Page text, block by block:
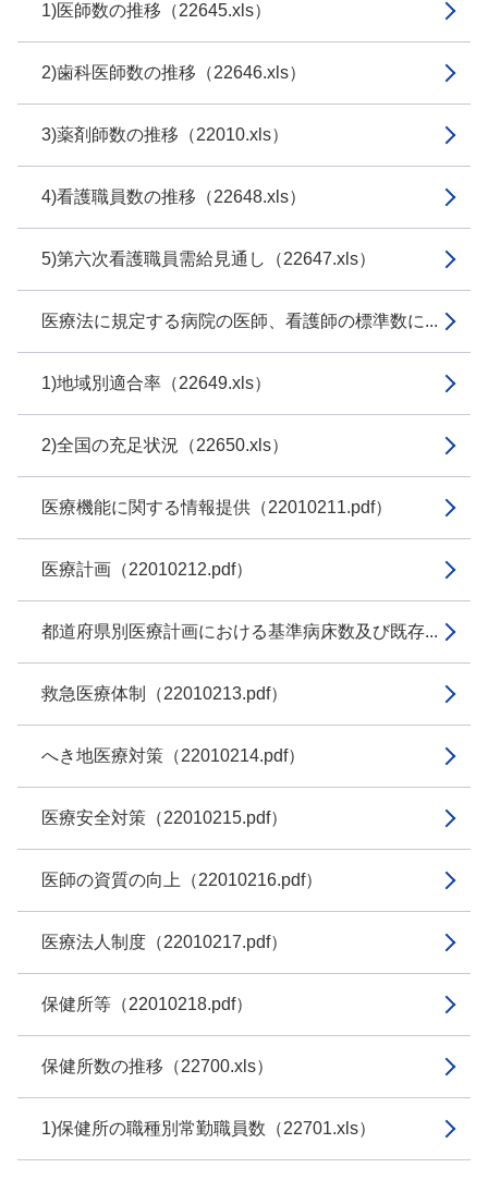
1)医師数の推移（22645.xls）
2)歯科医師数の推移（22646.xls）
3)薬剤師数の推移（22010.xls）
4)看護職員数の推移（22648.xls）
5)第六次看護職員需給見通し（22647.xls）
医療法に規定する病院の医師、看護師の標準数に...
1)地域別適合率（22649.xls）
2)全国の充足状況（22650.xls）
医療機能に関する情報提供（22010211.pdf）
医療計画（22010212.pdf）
都道府県別医療計画における基準病床数及び既存...
救急医療体制（22010213.pdf）
へき地医療対策（22010214.pdf）
医療安全対策（22010215.pdf）
医師の資質の向上（22010216.pdf）
医療法人制度（22010217.pdf）
保健所等（22010218.pdf）
保健所数の推移（22700.xls）
1)保健所の職種別常勤職員数（22701.xls）